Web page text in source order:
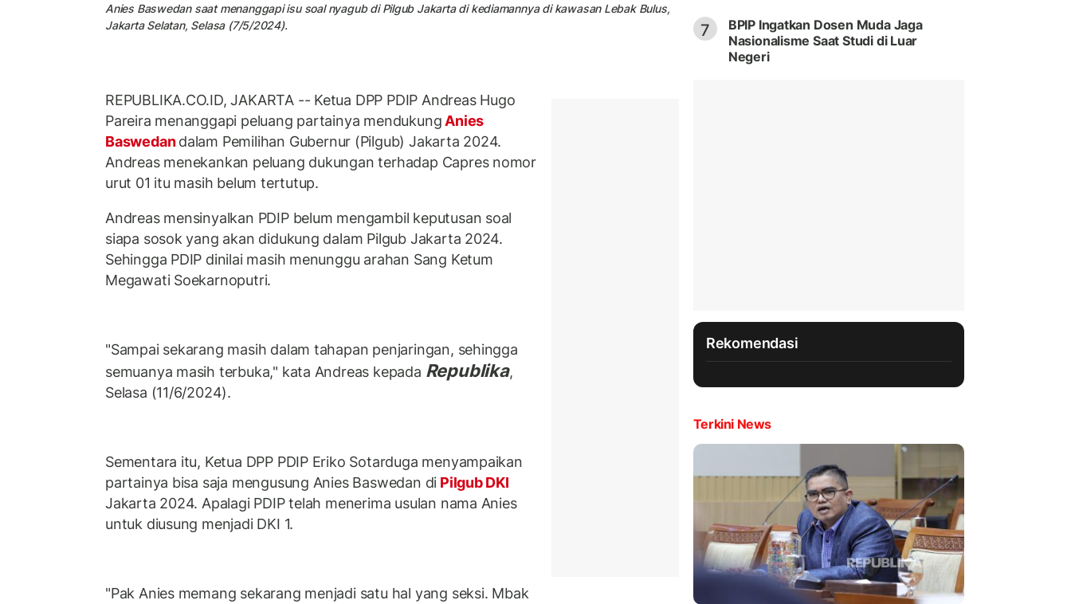
Anies Baswedan saat menanggapi isu soal nyagub di Pilgub Jakarta di kediamannya di kawasan Lebak Bulus,
Jakarta Selatan, Selasa (7/5/2024).
REPUBLIKA.CO.ID, JAKARTA -- Ketua DPP PDIP Andreas Hugo
Pareira menanggapi peluang partainya mendukung Anies
Baswedandalam Pemilihan Gubernur (Pilgub) Jakarta 2024.
Andreas menekankan peluang dukungan terhadap Capres nomor
urut 01 itu masih belum tertutup.
Andreas mensinyalkan PDIP belum mengambil keputusan soal
siapa sosok yang akan didukung dalam Pilgub Jakarta 2024.
Sehingga PDIP dinilai masih menunggu arahan Sang Ketum
Megawati Soekarnoputri.
"Sampai sekarang masih dalam tahapan penjaringan, sehingga
semuanya masih terbuka," kata Andreas kepada Republika,
Selasa (11/6/2024).
Sementara itu, Ketua DPP PDIP Eriko Sotarduga menyampaikan
partainya bisa saja mengusung Anies Baswedan di Pilgub DKI
Jakarta 2024. Apalagi PDIP telah menerima usulan nama Anies
untuk diusung menjadi DKI 1.
"Pak Anies memang sekarang menjadi satu hal yang seksi. Mbak
7
BPIP Ingatkan Dosen Muda Jaga
Nasionalisme Saat Studi di Luar
Negeri
Rekomendasi
Terkini News